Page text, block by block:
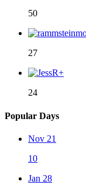
50
27
24
Popular Days
Nov 21
10
Jan 28